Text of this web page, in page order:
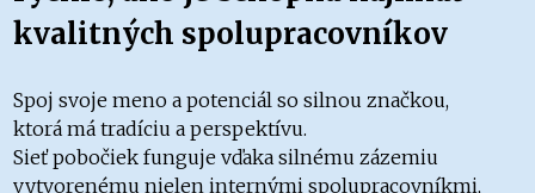
kvalitných spolupracovníkov
Spoj svoje meno a potenciál so silnou značkou,
ktorá má tradíciu a perspektívu.
Sieť pobočiek funguje vďaka silnému zázemiu
vytvorenému nielen internými spolupracovníkmi,